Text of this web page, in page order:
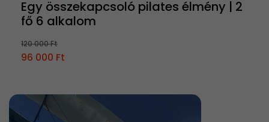
Egy összekapcsoló pilates élmény | 2
fő 6 alkalom
120 000 Ft
96 000 Ft